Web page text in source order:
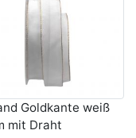
Goldkante weiß
mit Draht